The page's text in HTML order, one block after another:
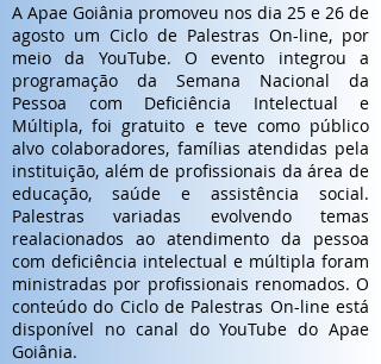
A Apae Goiânia promoveu nos dia 25 e 26 de
agosto um Ciclo de Palestras On-line, por
meio da YouTube. O evento integrou a
programação da Semana Nacional da
Pessoa com Deficiência Intelectual e
Múltipla, foi gratuito e teve como público
alvo colaboradores, famílias atendidas pela
instituição, além de profissionais da área de
educação, saúde e assistência social.
Palestras variadas evolvendo temas
realacionados ao atendimento da pessoa
com deficiência intelectual e múltipla foram
ministradas por profissionais renomados. O
conteúdo do Ciclo de Palestras On-line está
disponível no canal do YouTube do Apae
Goiânia.